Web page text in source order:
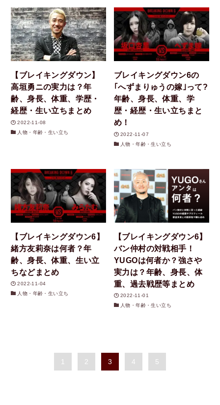
【ブレイキングダウン】
高垣勇ニの実力は？年
齢、身長、体重、学歴・
経歴・生い立ちまとめ
2022-11-08
人物・年齢・生い立ち
ブレイキングダウン6の
｢へずまりゅうの嫁｣って?
年齢、身長、体重、学
歴・経歴・生い立ちまと
め！
2022-11-07
人物・年齢・生い立ち
【ブレイキングダウン6】
緒方友莉奈は何者？年
齢、身長、体重、生い立
ちなどまとめ
2022-11-04
人物・年齢・生い立ち
【ブレイキングダウン6】
バン仲村の対戦相手！
YUGOは何者か？強さや
実力は？年齢、身長、体
重、過去戦歴等まとめ
2022-11-01
人物・年齢・生い立ち
1 2 3 4 5